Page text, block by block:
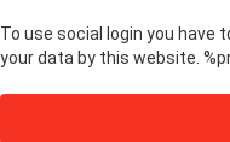
To use social login you have
your data by this website.